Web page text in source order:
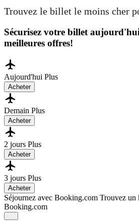
Trouvez le billet le moins cher
Sécurisez votre billet
meilleures offres!
Aujourd'hui Plus
Acheter
Demain Plus
Acheter
2 jours Plus
Acheter
3 jours Plus
Acheter
Séjournez avec Booking.com Trouvez un
Booking.com